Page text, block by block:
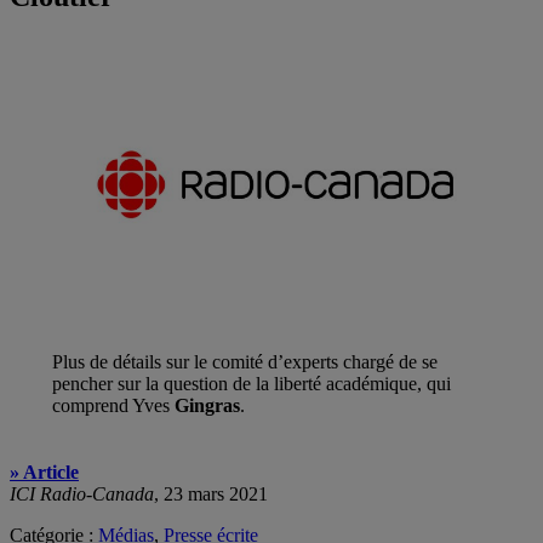
Plus de détails sur le comité d’experts chargé de se
pencher sur la question de la liberté académique, qui
comprend Yves Gingras.
» Article
ICI Radio-Canada, 23 mars 2021
Catégorie : Médias, Presse écrite